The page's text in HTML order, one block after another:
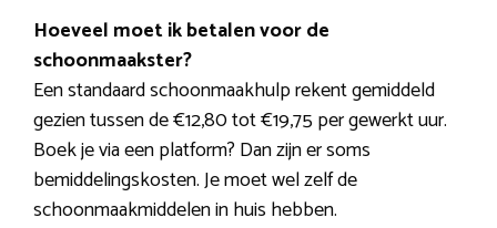
Hoeveel moet ik betalen voor de
schoonmaakster?
Een standaard schoonmaakhulp rekent gemiddeld
gezien tussen de €12,80 tot €19,75 per gewerkt uur.
Boek je via een platform? Dan zijn er soms
bemiddelingskosten. Je moet wel zelf de
schoonmaakmiddelen in huis hebben.